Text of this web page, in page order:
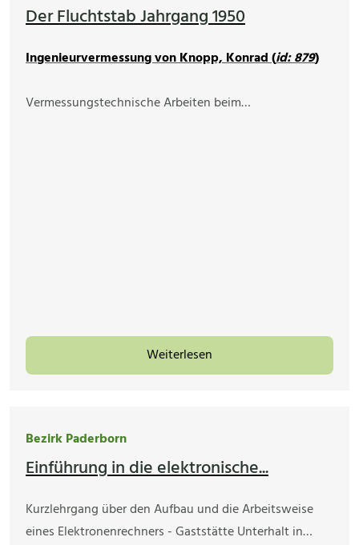
Der Fluchtstab Jahrgang 1950
Ingenieurvermessung von Knopp, Konrad (id: 879)
Vermessungstechnische Arbeiten beim…
Weiterlesen
Bezirk Paderborn
Einführung in die elektronische...
Kurzlehrgang über den Aufbau und die Arbeitsweise
eines Elektronenrechners - Gaststätte Unterhalt in…